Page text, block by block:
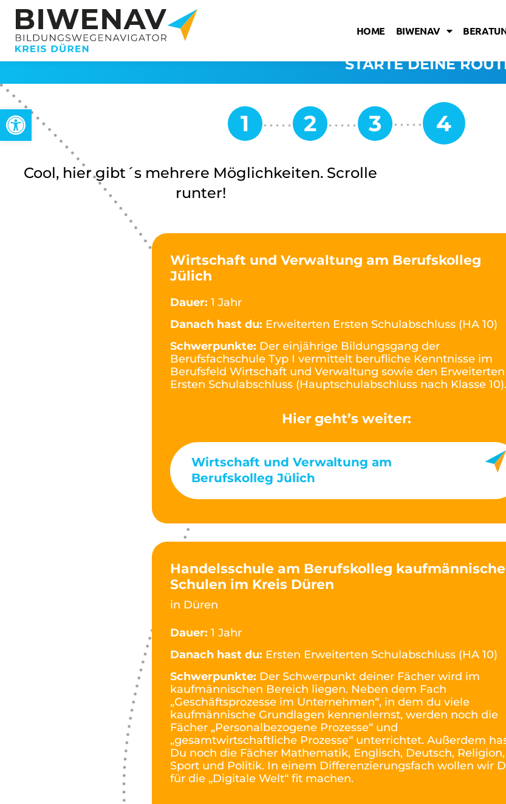
Werkzeugleiste öffnen
HOME BIWENAV
STARTE DEINE
Cool, hier gibt´s mehrere Möglichkeiten. Scrolle
runter!
Wirtschaft und Verwaltung am Berufskolleg
Jülich
Dauer: 1 Jahr
Danach hast du: Erweiterten Ersten Schulabschluss (HA 10)
Schwerpunkte: Der einjährige Bildungsgang der
Berufsfachschule Typ I vermittelt berufliche Kenntnisse im
Berufsfeld Wirtschaft und Verwaltung sowie den Erweiterten
Ersten Schulabschluss (Hauptschulabschluss nach Klasse 10).
Hier geht’s weiter:
Wirtschaft und Verwaltung am
Berufskolleg Jülich
Handelsschule am Berufskolleg kaufmännische
Schulen im Kreis Düren
in Düren
Dauer: 1 Jahr
Danach hast du: Ersten Erweiterten Schulabschluss (HA 10)
Schwerpunkte: Der Schwerpunkt deiner Fächer wird im
kaufmännischen Bereich liegen. Neben dem Fach
„Geschäftsprozesse im Unternehmen“, in dem du viele
kaufmännische Grundlagen kennenlernst, werden noch die
Fächer „Personalbezogene Prozesse“ und
„gesamtwirtschaftliche Prozesse“ unterrichtet. Außerdem
Du noch die Fächer Mathematik, Englisch, Deutsch, Religion,
Sport und Politik. In einem Differenzierungsfach wollen wir
für die „Digitale Welt“ fit machen.